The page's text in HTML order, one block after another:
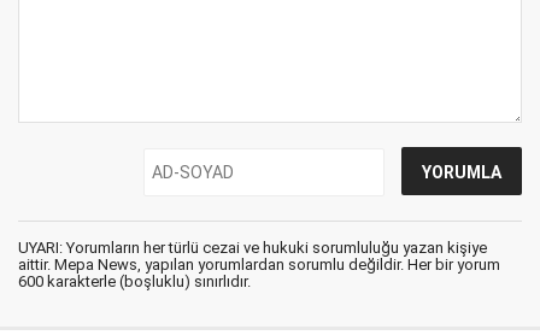
UYARI: Yorumların her türlü cezai ve hukuki sorumluluğu yazan kişiye
aittir. Mepa News, yapılan yorumlardan sorumlu değildir. Her bir yorum
600 karakterle (boşluklu) sınırlıdır.